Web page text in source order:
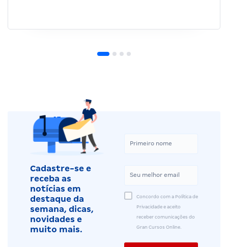
Cadastre-se e
receba as
notícias em
destaque da
semana, dicas,
novidades e
muito mais.
Concordo com a Política de
Privacidade e aceito
receber comunicações do
Gran Cursos Online.